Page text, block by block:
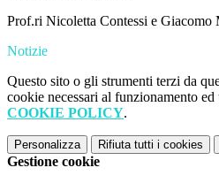
Prof.ri Nicoletta Contessi e Giacomo
Notizie
Questo sito o gli strumenti terzi da
cookie necessari al funzionamento
COOKIE POLICY.
Personalizza Rifiuta tutti i cookies
Gestione cookie